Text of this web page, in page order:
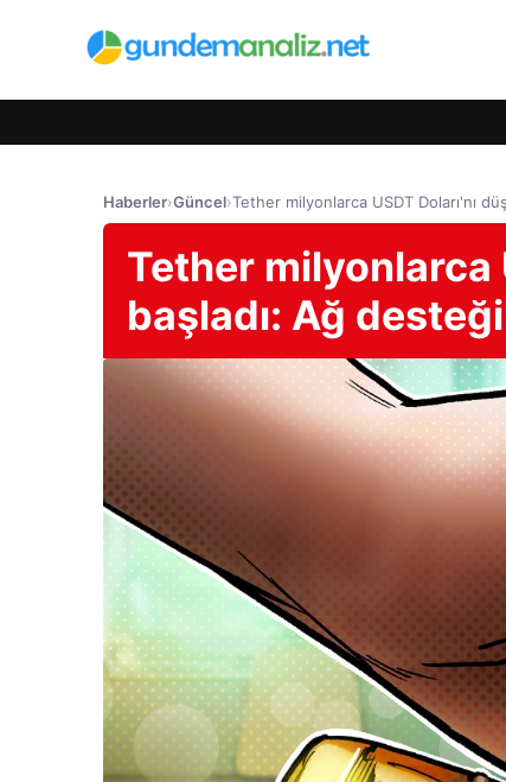
Haberler›Güncel›Tether milyonlarca USDT Doları'nı
Tether milyonlarca
başladı: Ağ